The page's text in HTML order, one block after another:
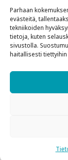
Parhaan
evästeitä,
tekniikoiden
tietoja, kuten
sivustolla.
haitallisesti
Puhaltimet
Pientalojen
Koneet ja
Koneet ja
Tutustu
Rakennus-
© Ved-